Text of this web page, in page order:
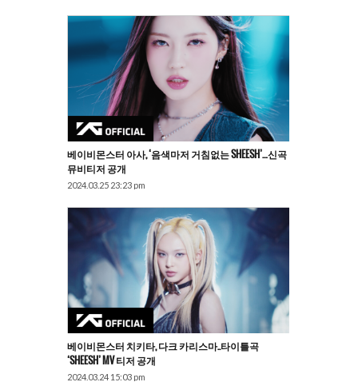
베이비몬스터 아사, ‘음색마저 거침없는 SHEESH’…신곡
뮤비티저 공개
2024.03.25 23:23 pm
베이비몬스터 치키타, 다크 카리스마..타이틀곡
‘SHEESH’ MV 티저 공개
2024.03.24 15:03 pm